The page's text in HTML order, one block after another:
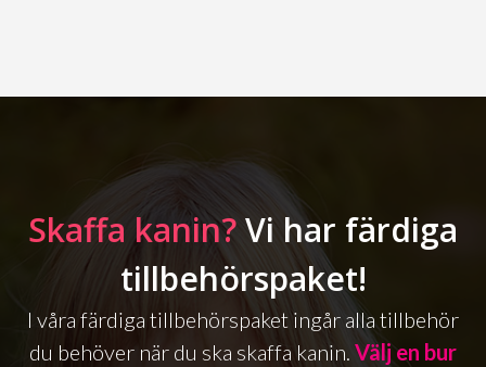
Skaffa kanin?Vi har färdiga
tillbehörspaket!
I våra färdiga tillbehörspaket ingår alla tillbehör
du behöver när du ska skaffa kanin. Välj en bur